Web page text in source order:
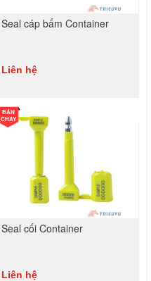
Seal cáp bấm Container
Liên hệ
BÁN
CHẠY
Seal cối Container
Liên hệ